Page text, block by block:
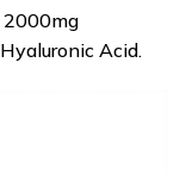
2000mg
Acid.